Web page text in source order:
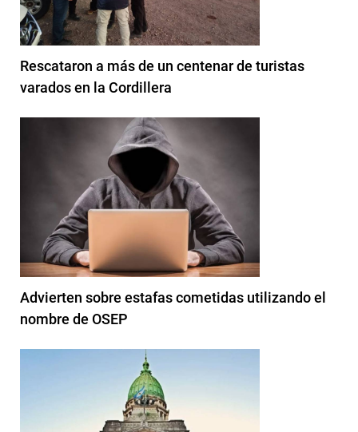
Rescataron a más de un centenar de turistas
varados en la Cordillera
Advierten sobre estafas cometidas utilizando el
nombre de OSEP